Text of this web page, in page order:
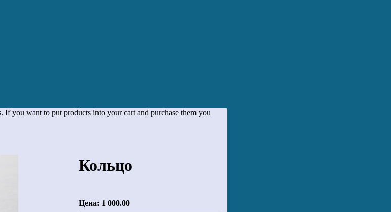
If you want to put products into your cart and purchase them you
Кольцо
Цена: 1 000.00